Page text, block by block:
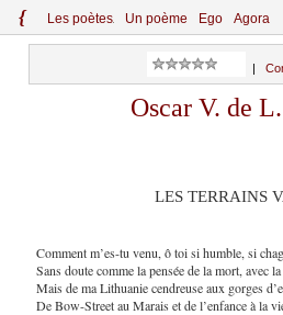
{ Les poètes Un poème Ego Agora
Oscar V. de
LES TERRAINS
Comment m’es-tu venu, ô toi si humble, si
Sans doute comme la pensée de la mort, avec
Mais de ma Lithuanie cendreuse aux gorges
De Bow-Street au Marais et de l’enfance à la